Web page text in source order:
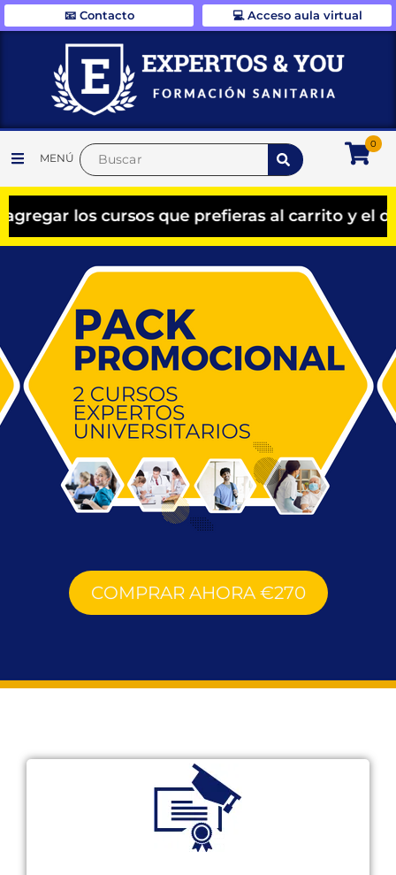
📧 Contacto 💻 Acceso aula virtual
MENÚ
0
cursos que prefieras al carrito y el
COMPRAR AHORA €270